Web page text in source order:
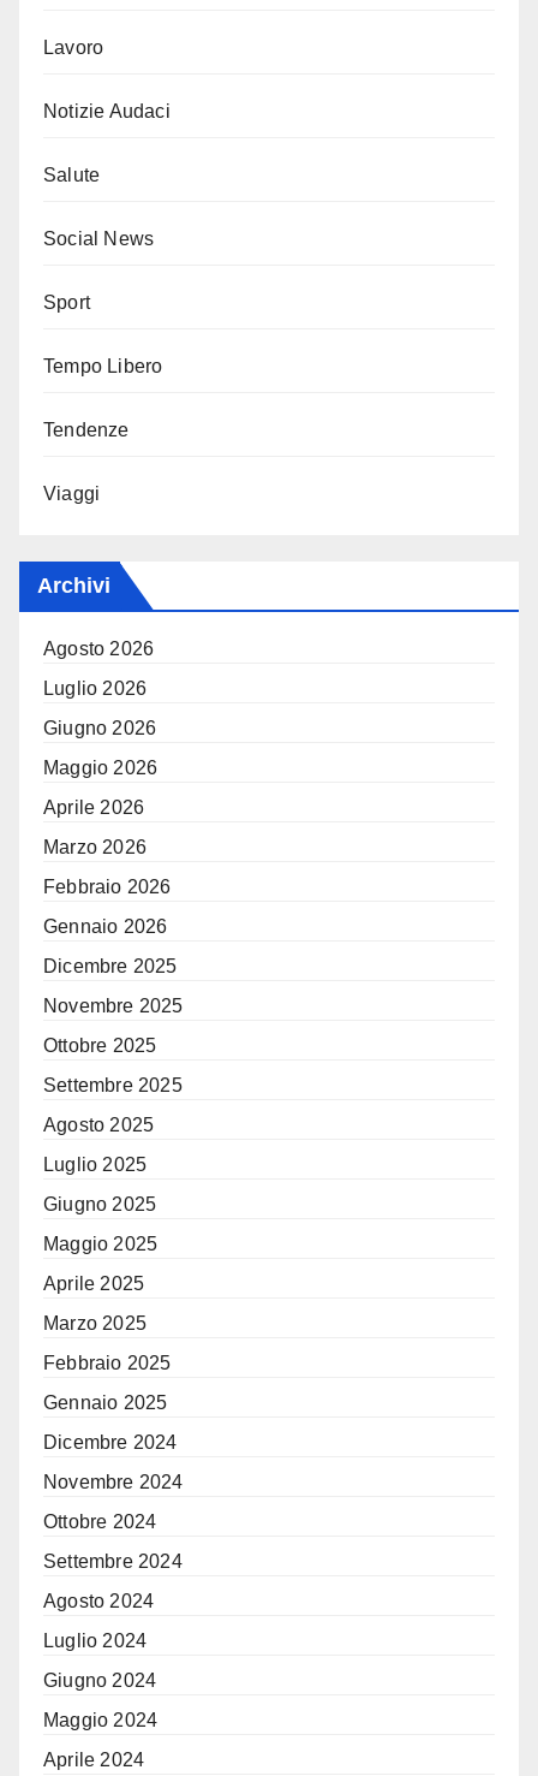
Lavoro
Notizie Audaci
Salute
Social News
Sport
Tempo Libero
Tendenze
Viaggi
Archivi
Agosto 2026
Luglio 2026
Giugno 2026
Maggio 2026
Aprile 2026
Marzo 2026
Febbraio 2026
Gennaio 2026
Dicembre 2025
Novembre 2025
Ottobre 2025
Settembre 2025
Agosto 2025
Luglio 2025
Giugno 2025
Maggio 2025
Aprile 2025
Marzo 2025
Febbraio 2025
Gennaio 2025
Dicembre 2024
Novembre 2024
Ottobre 2024
Settembre 2024
Agosto 2024
Luglio 2024
Giugno 2024
Maggio 2024
Aprile 2024